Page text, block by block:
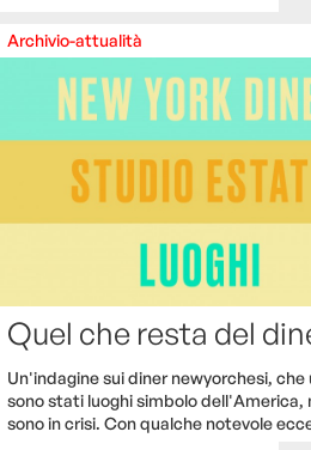
Archivio-attualità
Quel che resta del
Un'indagine sui diner newyorchesi,
sono stati luoghi simbolo dell'America,
sono in crisi. Con qualche notevole